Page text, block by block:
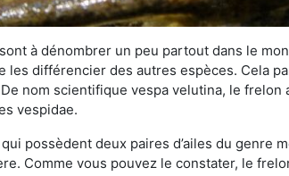
à dénombrer un peu partout dans le
les différencier des autres espèces. Cela
nom scientifique vespa velutina, le
vespidae.
possèdent deux paires d’ailes du
Comme vous pouvez le constater, le